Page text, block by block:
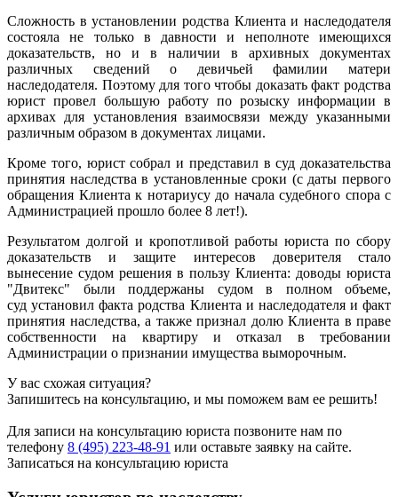
Сложность в установлении родства Клиента и наследодателя
состояла не только в давности и неполноте имеющихся
доказательств, но и в наличии в архивных документах
различных сведений о девичьей фамилии матери
наследодателя. Поэтому для того чтобы доказать факт родства
юрист провел большую работу по розыску информации в
архивах для установления взаимосвязи между указанными
различным образом в документах лицами.
Кроме того, юрист собрал и представил в суд доказательства
принятия наследства в установленные сроки (с даты первого
обращения Клиента к нотариусу до начала судебного спора с
Администрацией прошло более 8 лет!).
Результатом долгой и кропотливой работы юриста по сбору
доказательств и защите интересов доверителя стало
вынесение судом решения в пользу Клиента: доводы юриста
"Двитекс" были поддержаны судом в полном объеме,
суд установил факта родства Клиента и наследодателя и факт
принятия наследства, а также признал долю Клиента в праве
собственности на квартиру и отказал в требовании
Администрации о признании имущества выморочным.
У вас схожая ситуация?
Запишитесь на консультацию, и мы поможем вам ее решить!
Для записи на консультацию юриста позвоните нам по
телефону 8 (495) 223-48-91 или оставьте заявку на сайте.
Записаться на консультацию юриста